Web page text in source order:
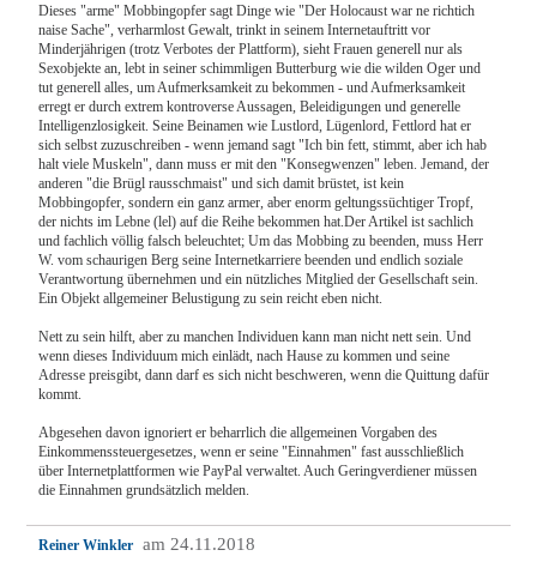
Dieses "arme" Mobbingopfer sagt Dinge wie "Der Holocaust war ne richtich
naise Sache", verharmlost Gewalt, trinkt in seinem Internetauftritt vor
Minderjährigen (trotz Verbotes der Plattform), sieht Frauen generell nur als
Sexobjekte an, lebt in seiner schimmligen Butterburg wie die wilden Oger und
tut generell alles, um Aufmerksamkeit zu bekommen - und Aufmerksamkeit
erregt er durch extrem kontroverse Aussagen, Beleidigungen und generelle
Intelligenzlosigkeit. Seine Beinamen wie Lustlord, Lügenlord, Fettlord hat er
sich selbst zuzuschreiben - wenn jemand sagt "Ich bin fett, stimmt, aber ich hab
halt viele Muskeln", dann muss er mit den "Konsegwenzen" leben. Jemand, der
anderen "die Brügl rausschmaist" und sich damit brüstet, ist kein
Mobbingopfer, sondern ein ganz armer, aber enorm geltungssüchtiger Tropf,
der nichts im Lebne (lel) auf die Reihe bekommen hat.Der Artikel ist sachlich
und fachlich völlig falsch beleuchtet; Um das Mobbing zu beenden, muss Herr
W. vom schaurigen Berg seine Internetkarriere beenden und endlich soziale
Verantwortung übernehmen und ein nützliches Mitglied der Gesellschaft sein.
Ein Objekt allgemeiner Belustigung zu sein reicht eben nicht.
Nett zu sein hilft, aber zu manchen Individuen kann man nicht nett sein. Und
wenn dieses Individuum mich einlädt, nach Hause zu kommen und seine
Adresse preisgibt, dann darf es sich nicht beschweren, wenn die Quittung dafür
kommt.
Abgesehen davon ignoriert er beharrlich die allgemeinen Vorgaben des
Einkommenssteuergesetzes, wenn er seine "Einnahmen" fast ausschließlich
über Internetplattformen wie PayPal verwaltet. Auch Geringverdiener müssen
die Einnahmen grundsätzlich melden.
Reiner Winkler am 24.11.2018